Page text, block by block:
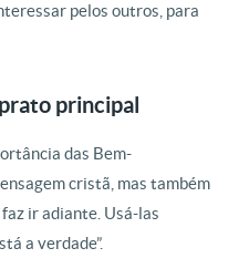
pelos outros, para
principal
das Bem-
cristã, mas também
ir adiante. Usá-las
a verdade”.